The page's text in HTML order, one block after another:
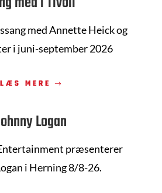
med Annette Heick og
i juni-september 2026
LÆS MERE
Logan
præsenterer
i Herning 8/8-26.